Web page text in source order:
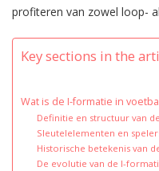
profiteren van zowel loop-
Key sections in the
Wat is de I-formatie in
Definitie en structuur van
Sleutelelementen en
Historische betekenis van
De evolutie van de I-